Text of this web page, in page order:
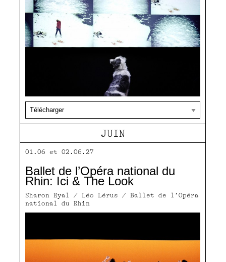
JUIN
01.06 et 02.06.27
Ballet de l’Opéra national du
Rhin: Ici & The Look
Sharon Eyal / Léo Lérus / Ballet de l’Opéra
national du Rhin